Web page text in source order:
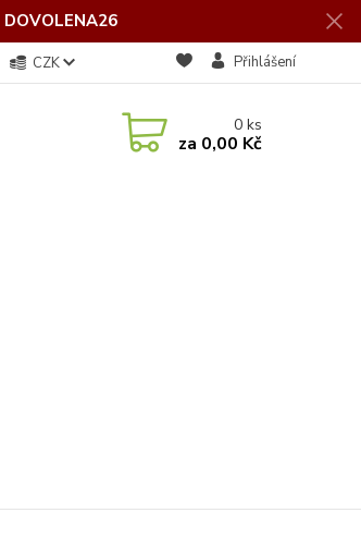
DOVOLENA26
CZK Přihlášení
0ks
za 0,00 Kč